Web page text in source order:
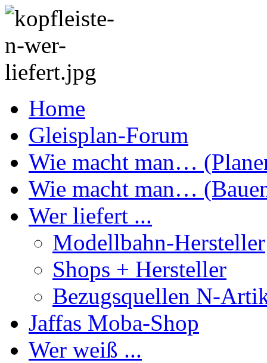
Home
Gleisplan-Forum
Wie macht man…
Wie macht man…
Wer liefert ...
Modellbahn-Hersteller
Shops + Hersteller
Bezugsquellen N-
Jaffas Moba-Shop
Wer weiß ...